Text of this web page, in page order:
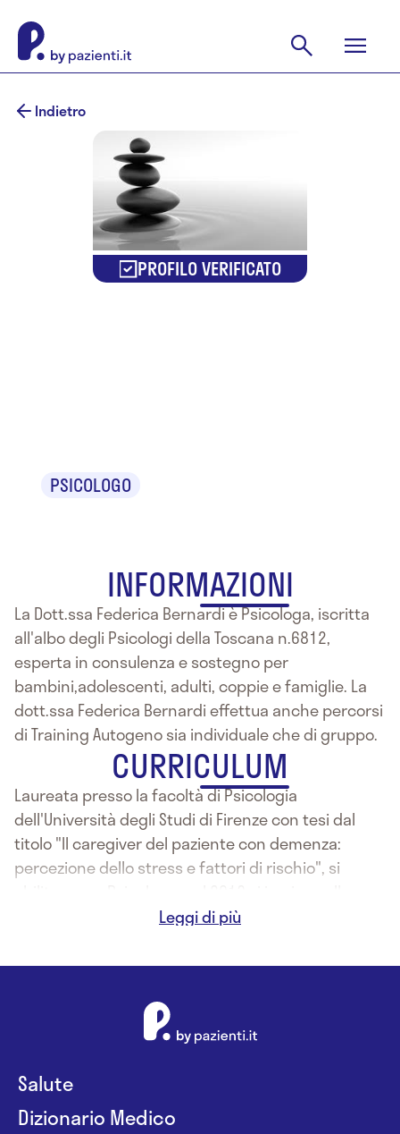
Indietro
PROFILO VERIFICATO
PSICOLOGO
INFORMAZIONI
La Dott.ssa Federica Bernardi è Psicologa, iscritta
all'albo degli Psicologi della Toscana n.6812,
esperta in consulenza e sostegno per
bambini,adolescenti, adulti, coppie e famiglie. La
dott.ssa Federica Bernardi effettua anche percorsi
di Training Autogeno sia individuale che di gruppo.
CURRICULUM
Laureata presso la facoltà di Psicologia
dell'Università degli Studi di Firenze con tesi dal
titolo "Il caregiver del paziente con demenza:
percezione dello stress e fattori di rischio", si
sezione A dell'albo degli Psicologi della Toscana con
specializzanda in Psicoterapia Relazione presso
La Dott.ssa Federica Bernardi offre i seguenti
adolescenti, adulti, coppie e famiglie.
- Training Autogeno, individuale e di gruppo.
Salute
Dizionario Medico